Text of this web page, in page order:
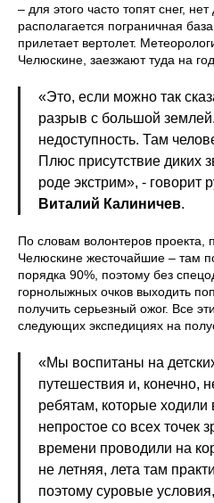
– для этого часто топят снег,
располагается пограничная
прилетает вертолет.
Челюскине, заезжают туда на год.
«Это, если можно так
разрыв с большой
недоступность. Там
Плюс присутствие диких
роде экстрим», - говорит
Виталий Калиничев.
По словам волонтеров проекта,
Челюскине жесточайшие – там
порядка 90%, поэтому без
горнолыжных очков выходить
получить серьезный ожог. Все
следующих экспедициях на
«Мы воспитаны на
путешествия и, конечно,
ребятам, которые ходили
непростое со всех точек
времени проводили на
не летняя, лета там
поэтому суровые